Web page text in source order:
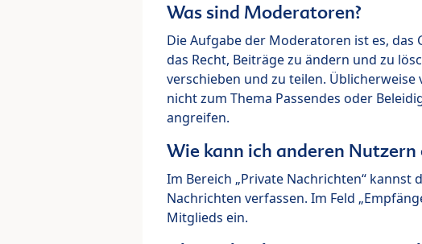
Was sind Moderatoren?
Die Aufgabe der Moderatoren ist es, das
das Recht, Beiträge zu ändern und zu
verschieben und zu teilen.
nicht zum Thema Passendes oder
angreifen.
Wie kann ich anderen
Im Bereich „Private Nachrichten“ kannst
Nachrichten verfassen. Im Feld
Mitglieds ein.